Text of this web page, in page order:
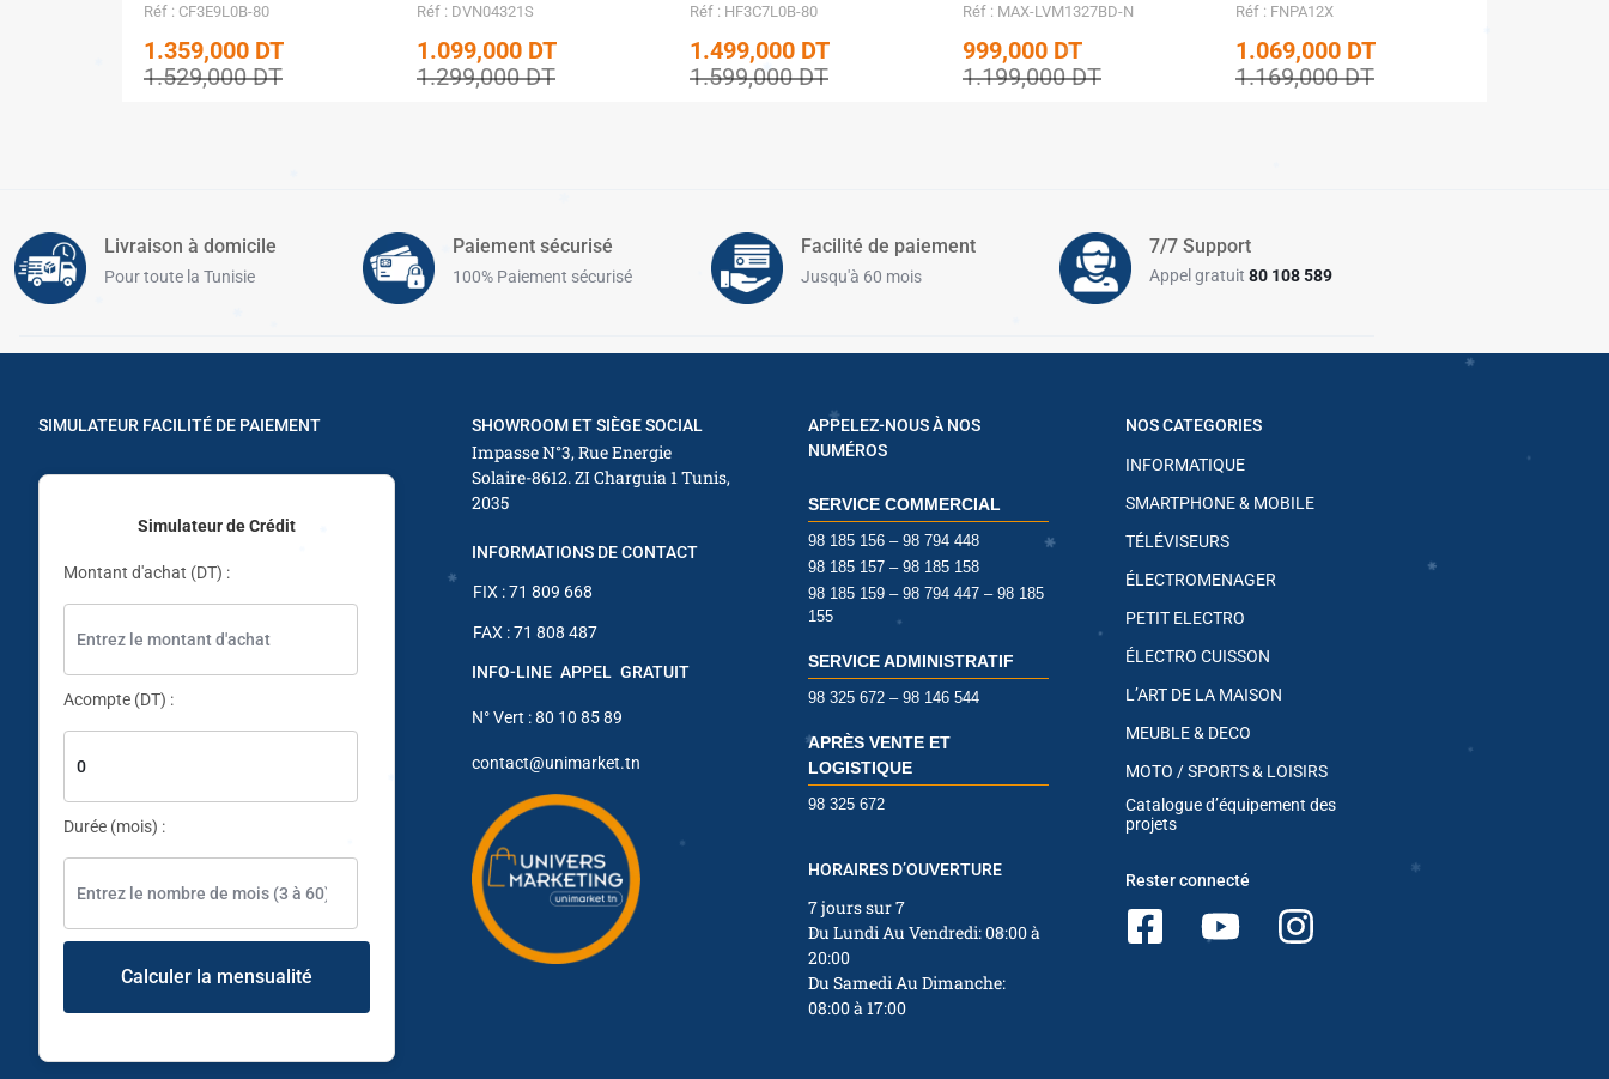
Réf : CF3E9L0B-80
1.359,000 DT
1.529,000DT
Réf : DVN04321S
1.099,000 DT
1.299,000DT
Réf : HF3C7L0B-80
1.499,000 DT
1.599,000DT
Réf : MAX-LVM1327BD-N
999,000 DT
1.199,000DT
Réf : FNPA12X
1.069,000 DT
1.169,000DT
Livraison à domicile
Pour toute la Tunisie
Paiement sécurisé
100% Paiement sécurisé
Facilité de paiement
Jusqu'à 60 mois
7/7 Support
Appel gratuit 80 108 589
SIMULATEUR FACILITÉ DE PAIEMENT
Simulateur de Crédit
Montant d'achat (DT) :
Acompte (DT) :
Durée (mois) :
Calculer la mensualité
SHOWROOM ET SIÈGE SOCIAL
Impasse N°3, Rue Energie
Solaire-8612. ZI Charguia 1 Tunis,
2035
INFORMATIONS DE CONTACT
FIX : 71 809 668
FAX : 71 808 487
INFO-LINE APPEL GRATUIT
N° Vert : 80 10 85 89
contact@unimarket.tn
APPELEZ-NOUS À NOS
NUMÉROS
SERVICE COMMERCIAL
98 185 156 – 98 794 448
98 185 157 – 98 185 158
98 185 159 – 98 794 447 – 98 185
155
SERVICE ADMINISTRATIF
98 325 672 – 98 146 544
APRÈS VENTE ET
LOGISTIQUE
98 325 672
HORAIRES D’OUVERTURE
7 jours sur 7
Du Lundi Au Vendredi: 08:00 à
20:00
Du Samedi Au Dimanche:
08:00 à 17:00
NOS CATEGORIES
INFORMATIQUE
SMARTPHONE & MOBILE
TÉLÉVISEURS
ÉLECTROMENAGER
PETIT ELECTRO
ÉLECTRO CUISSON
L’ART DE LA MAISON
MEUBLE & DECO
MOTO / SPORTS & LOISIRS
Catalogue d’équipement des
projets
Rester connecté
✱
✱
✱
✱
✱